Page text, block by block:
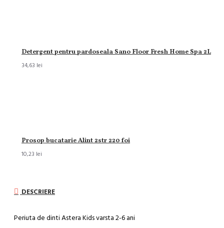
Detergent pentru pardoseala Sano Floor Fresh Home Spa 2L
34,63 lei
Prosop bucatarie Alint 2str 220 foi
10,23 lei
DESCRIERE
Periuta de dinti Astera Kids varsta 2-6 ani